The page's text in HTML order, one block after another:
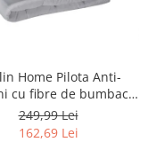
Home Pilota Anti-
cu fibre de bumbac -
NOU
249,99 Lei
162,69 Lei